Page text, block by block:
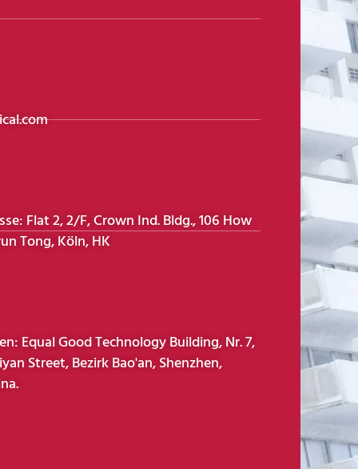
Flat 2, 2/F, Crown Ind. Bldg., 106 How
Tong, Köln, HK
Equal Good Technology Building, Nr. 7,
Street, Bezirk Bao'an, Shenzhen,